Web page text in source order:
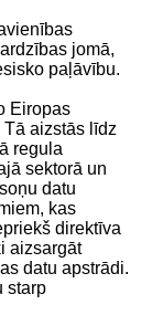
jomā,
paļāvību.
Eiropas
aizstās līdz
regula
sektorā un
datu
kas
direktīva
aizsargāt
datu apstrādi.
starp